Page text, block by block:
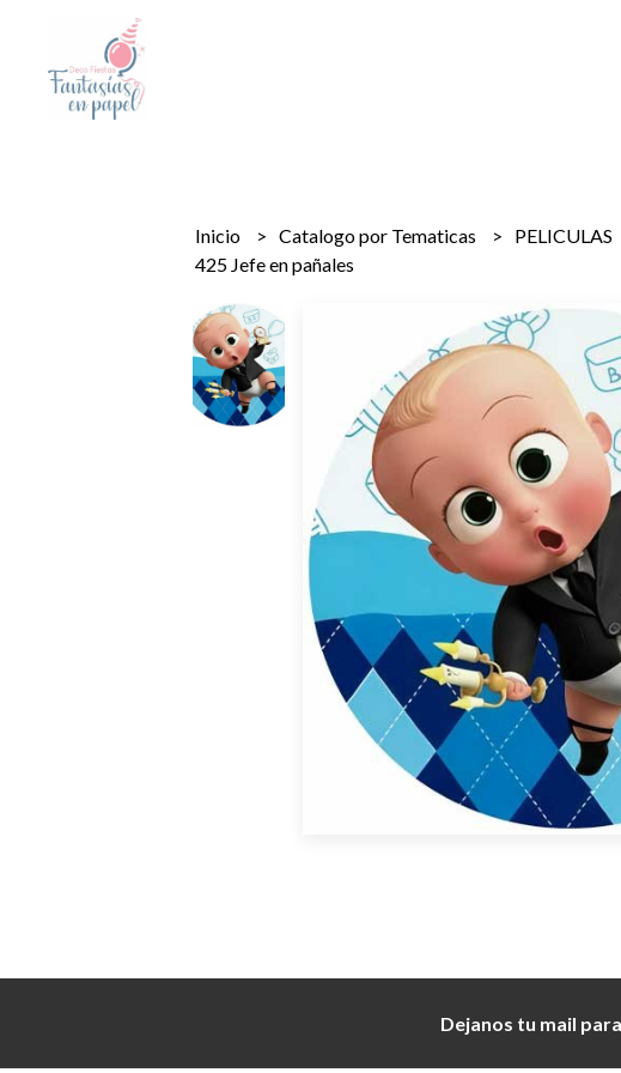
Inicio Catalogo por Tematicas PELICULAS
425 Jefe en pañales
Dejanos tu mail